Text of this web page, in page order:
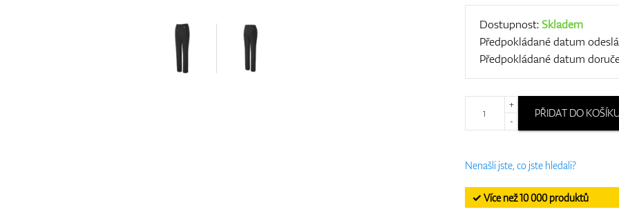
Dostupnost:Skladem
Předpokládané datum
Předpokládané datum
+
-
PŘIDAT DO
Nenašli jste, co jste hledali?
✓ Více než 10 000 produktů